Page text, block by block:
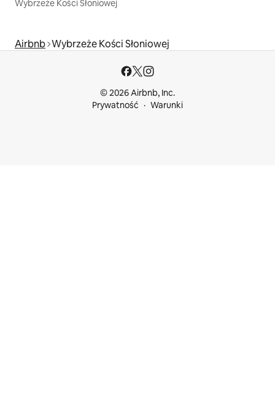
Wybrzeże Kości Słoniowej
Airbnb Wybrzeże Kości Słoniowej
© 2026 Airbnb, Inc.
Prywatność
Warunki